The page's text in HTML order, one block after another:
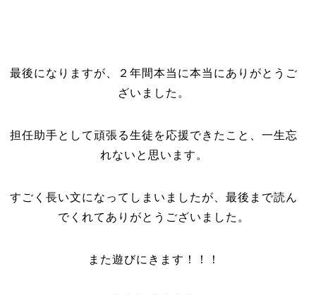
最後になりますが、２年間本当に本当にありがとうご
ざいました。
担任助手として頑張る生徒を応援できたこと、一生忘
れないと思います。
すごく長い文になってしまいましたが、最後まで読ん
でくれてありがとうございました。
また遊びにきます！！！